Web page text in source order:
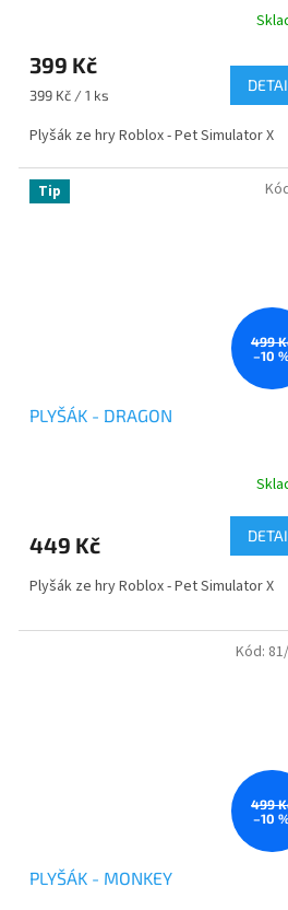
produktu
je
4,5
z
hvězdiček.
399 Kč
Měrná
399 Kč / 1 ks
Plyšák ze hry Roblox - Pet Simulator X
Tip
499
–10
PLYŠÁK - DRAGON
je
z
hvězdiček.
449 Kč
Plyšák ze hry Roblox - Pet Simulator X
499
–10
PLYŠÁK - MONKEY
Kód: